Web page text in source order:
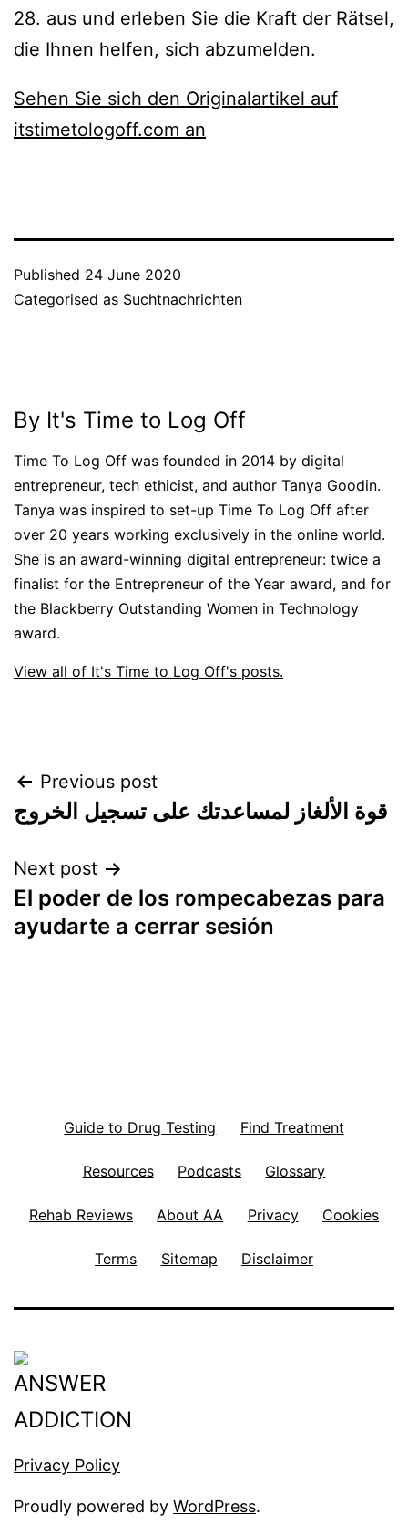
28. aus und erleben Sie die Kraft der Rätsel,
die Ihnen helfen, sich abzumelden.
Sehen Sie sich den Originalartikel auf
itstimetologoff.com an
Published 24 June 2020
Categorised as Suchtnachrichten
By It's Time to Log Off
Time To Log Off was founded in 2014 by digital
entrepreneur, tech ethicist, and author Tanya Goodin.
Tanya was inspired to set-up Time To Log Off after
over 20 years working exclusively in the online world.
She is an award-winning digital entrepreneur: twice a
finalist for the Entrepreneur of the Year award, and for
the Blackberry Outstanding Women in Technology
award.
View all of It's Time to Log Off's posts.
Post
navigation
Previous post
قوة الألغاز لمساعدتك على تسجيل الخروج
Next post
El poder de los rompecabezas para
ayudarte a cerrar sesión
Guide to Drug Testing Find Treatment
Resources Podcasts Glossary
Rehab Reviews About AA Privacy Cookies
Terms Sitemap Disclaimer
Privacy Policy
Proudly powered by WordPress.